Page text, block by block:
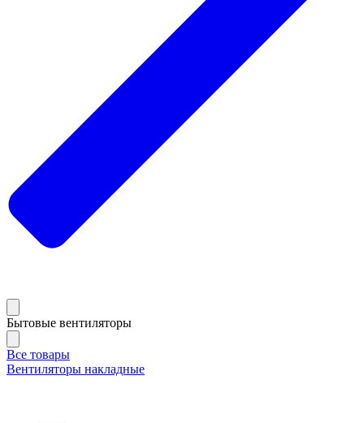
Бытовые вентиляторы
Все товары
Вентиляторы накладные